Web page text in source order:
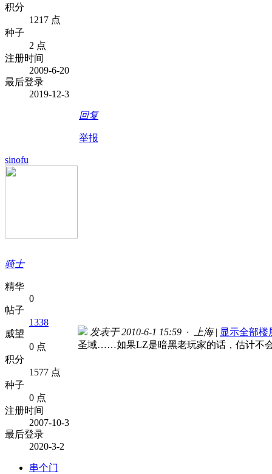
积分
1217 点
种子
2 点
注册时间
2009-6-20
最后登录
2019-12-3
回复
举报
sinofu
骑士
精华
0
帖子
1338
威望
0 点
积分
1577 点
种子
0 点
注册时间
2007-10-3
最后登录
2020-3-2
串个门
发表于 2010-6-1 15:59 · 上海 | 显示全部楼
圣域……如果LZ是暗黑老玩家的话，估计不